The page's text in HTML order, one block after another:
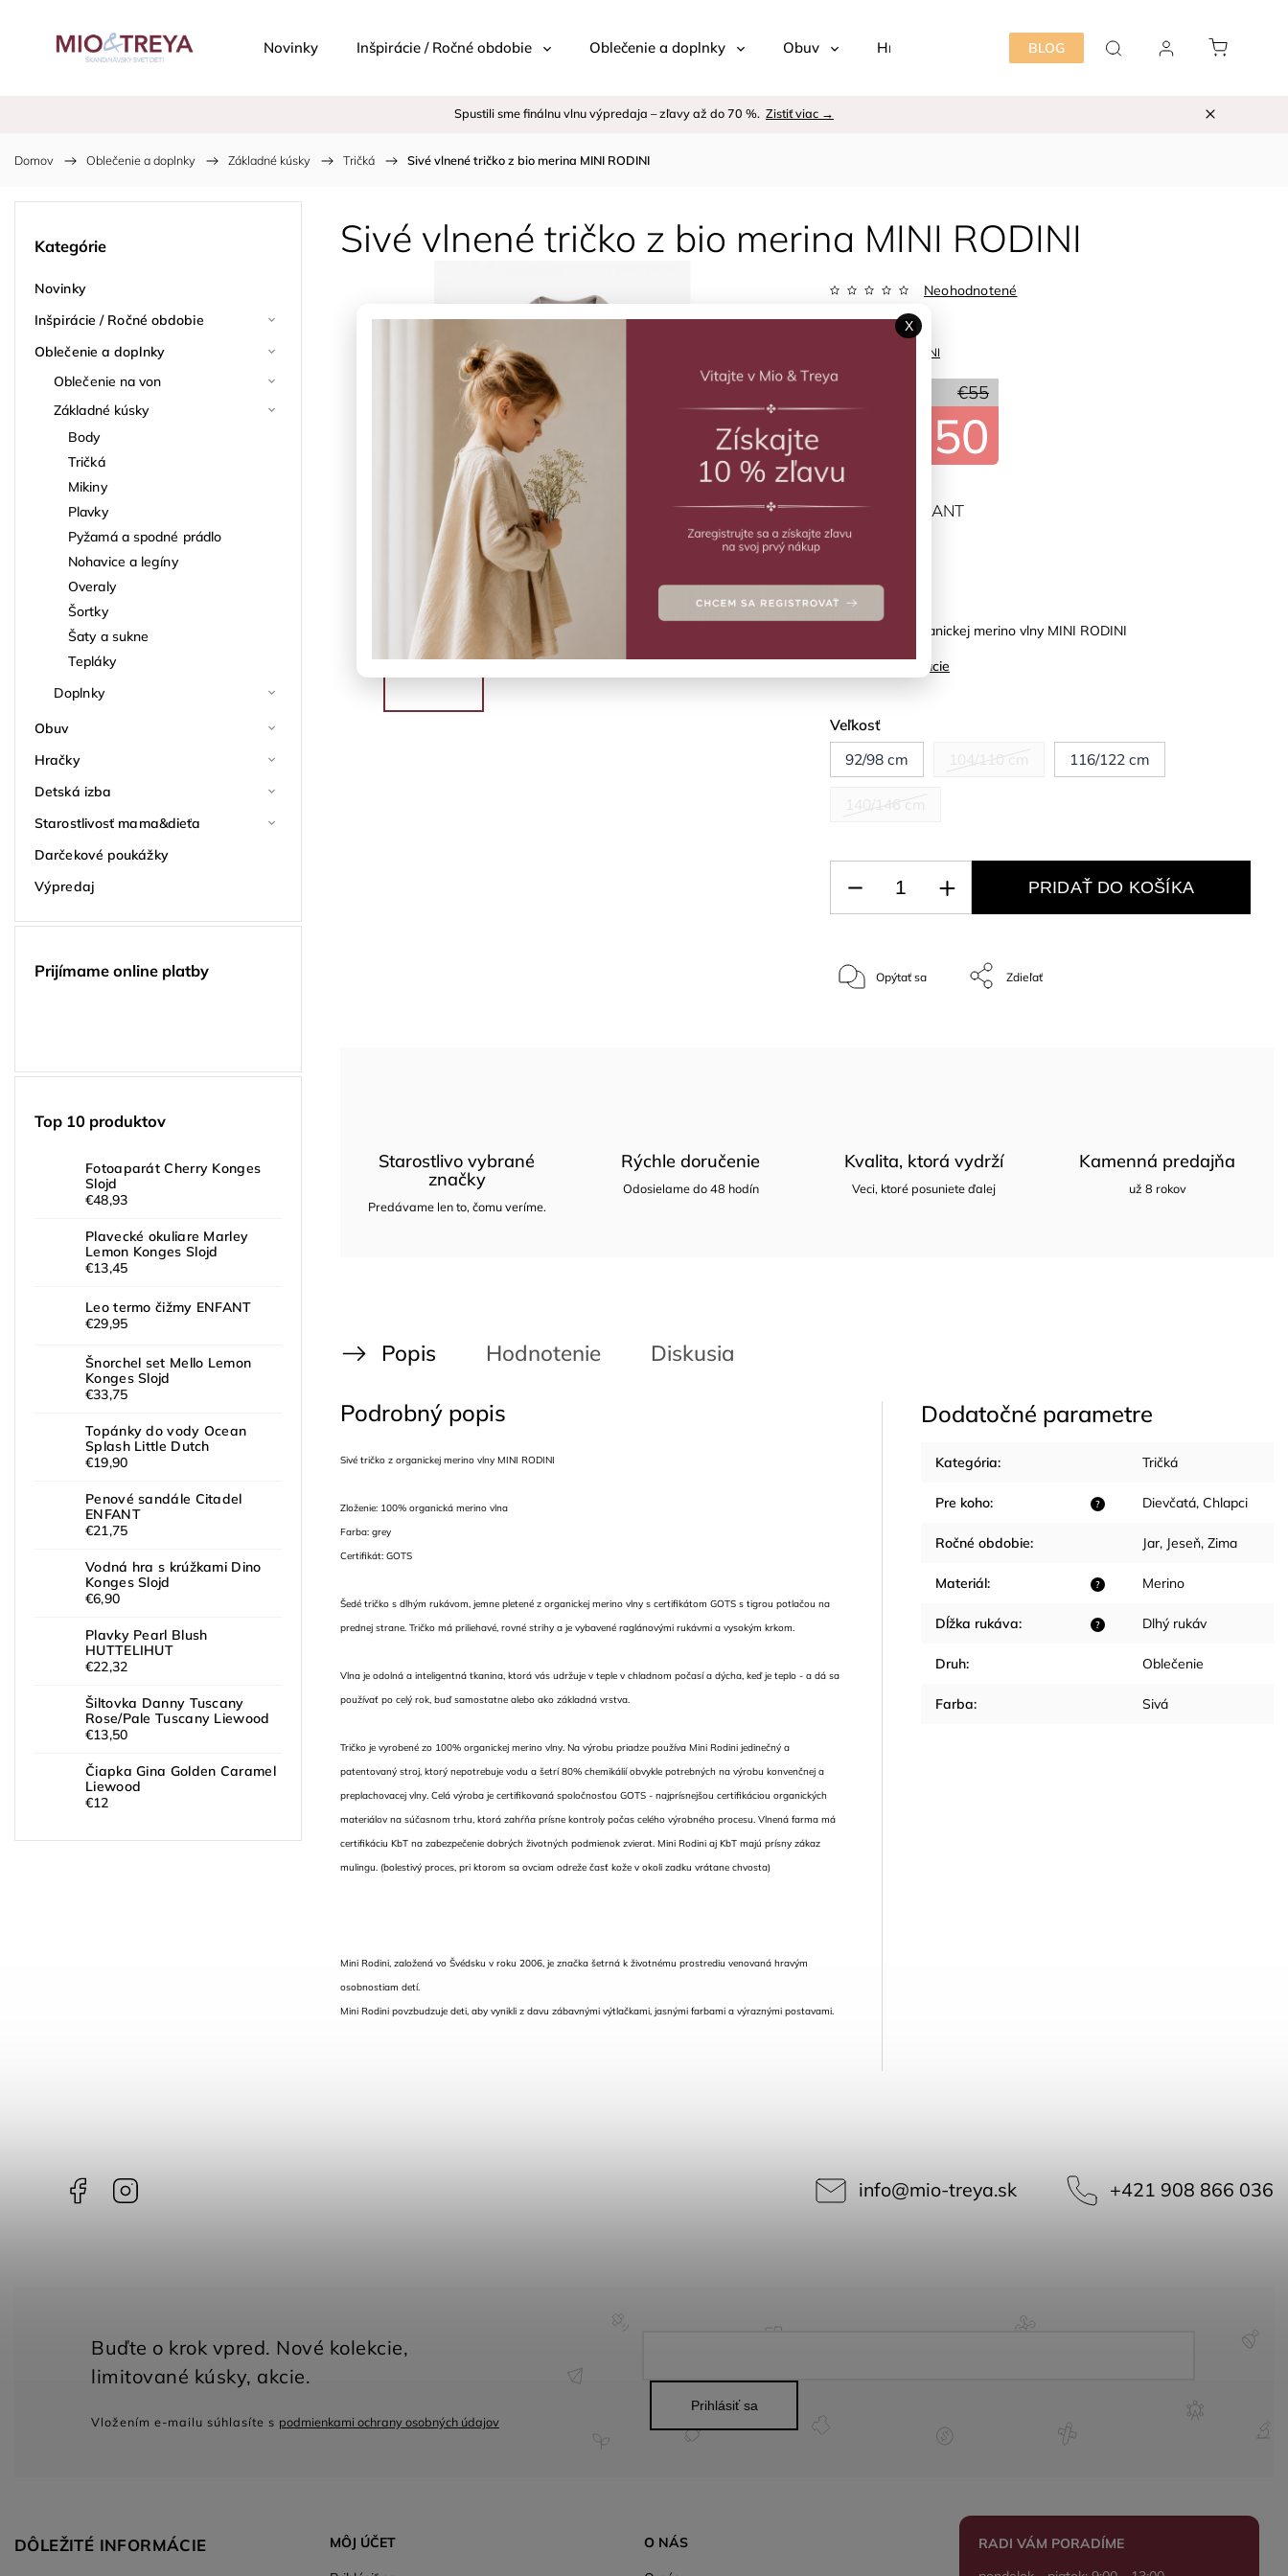
BLOG
Novinky Inšpirácie / Ročné obdobie Oblečenie a doplnky Obuv Hračky Detská izba Starostlivosť
Spustili sme finálnu vlnu výpredaja – zľavy až do 70 %. Zistiť viac →
Domov / Oblečenie a doplnky / Základné kúsky / Tričká / Sivé vlnené tričko z bio merina MINI RODINI
Kategórie
Novinky
Inšpirácie / Ročné obdobie
Oblečenie a doplnky
Oblečenie na von
Základné kúsky
Body
Tričká
Mikiny
Plavky
Pyžamá a spodné prádlo
Nohavice a legíny
Overaly
Šortky
Šaty a sukne
Tepláky
Doplnky
Obuv
Hračky
Detská izba
Starostlivosť mama&dieťa
Darčekové poukážky
Výpredaj
Prijímame online platby
Top 10 produktov
Fotoaparát Cherry Konges
Slojd
€48,93
Plavecké okuliare Marley
Lemon Konges Slojd
€13,45
Leo termo čižmy ENFANT
€29,95
Šnorchel set Mello Lemon
Konges Slojd
€33,75
Topánky do vody Ocean
Splash Little Dutch
€19,90
Penové sandále Citadel
ENFANT
€21,75
Vodná hra s krúžkami Dino
Konges Slojd
€6,90
Plavky Pearl Blush
HUTTELIHUT
€22,32
Šiltovka Danny Tuscany
Rose/Pale Tuscany Liewood
€13,50
Čiapka Gina Golden Caramel
Liewood
€12
Sivé vlnené tričko z bio merina MINI RODINI
MINI RODINI
Neohodnotené
€55
€38,50
Kód: Zvoľte variant
Sivé tričko z organickej merino vlny MINI RODINI
Detailné informácie
Veľkosť
92/98 cm
116/122 cm
ZVOĽTE VARIANT
PRIDAŤ DO KOŠÍKA
Opýtať sa Zdieľať
Starostlivo vybrané
značky
Predávame len to, čomu veríme.
Rýchle doručenie
Odosielame do 48 hodín
Kvalita, ktorá vydrží
Veci, ktoré posuniete ďalej
Kamenná predajňa
už 8 rokov
Popis Hodnotenie Diskusia
Podrobný popis
Sivé tričko z organickej merino vlny MINI RODINI
Zloženie: 100% organická merino vlna
Farba: grey
Certifikát: GOTS
Šedé tričko s dlhým rukávom, jemne pletené z organickej merino vlny s certifikátom GOTS s tigrou potlačou na
prednej strane. Tričko má priliehavé, rovné strihy a je vybavené raglánovými rukávmi a vysokým krkom.
Vlna je odolná a inteligentná tkanina, ktorá vás udržuje v teple v chladnom počasí a dýcha, keď je teplo - a dá sa
používať po celý rok, buď samostatne alebo ako základná vrstva.
Tričko je vyrobené zo 100% organickej merino vlny. Na výrobu priadze používa Mini Rodini jedinečný a
patentovaný stroj, ktorý nepotrebuje vodu a šetrí 80% chemikálií obvykle potrebných na výrobu konvenčnej a
preplachovacej vlny. Celá výroba je certifikovaná spoločnosťou GOTS - najprísnejšou certifikáciou organických
materiálov na súčasnom trhu, ktorá zahŕňa prísne kontroly počas celého výrobného procesu. Vlnená farma má
certifikáciu KbT na zabezpečenie dobrých životných podmienok zvierat. Mini Rodini aj KbT majú prísny zákaz
mulingu. (bolestivý proces, pri ktorom sa ovciam odreže časť kože v okoli zadku vrátane chvosta)
Mini Rodini, založená vo Švédsku v roku 2006, je značka šetrná k životnému prostrediu venovaná hravým
osobnostiam detí.
Mini Rodini povzbudzuje deti, aby vynikli z davu zábavnými výtlačkami, jasnými farbami a výraznými postavami.
Dodatočné parametre
Kategória: Tričká
?
Pre koho: Dievčatá, Chlapci
Ročné obdobie: Jar, Jeseň, Zima
?
Materiál: Merino
?
Dĺžka rukáva: Dlhý rukáv
Druh: Oblečenie
Farba: Sivá
Facebook info@mio-treya.sk +421 908 866 036
DÔLEŽITÉ INFORMÁCIE MÔJ ÚČET
Vložením e-mailu súhlasíte s podmienkami ochrany osobných údajov
Prihlásiť sa
O NÁS
RADI VÁM PORADÍME
X